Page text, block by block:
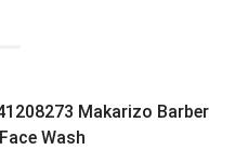
Makarizo Barber
Wash